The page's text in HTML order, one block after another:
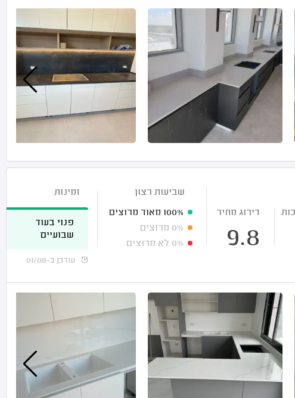
דירוג מחיר
9.8
שביעות רצון
100% מאוד מרוצים
0% מרוצים
0% לא מרוצים
זמינות
פנוי בעוד
שבועיים
עודכן ב-01/08